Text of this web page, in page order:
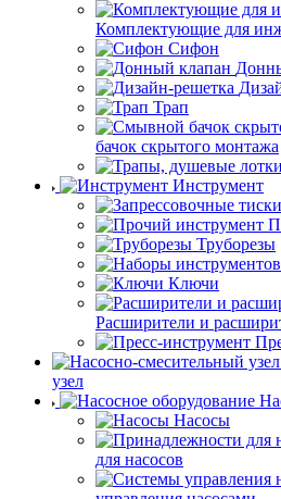
Комплектующие для
Сифон
Трап
бачок скрытого монтажа
Инструмент
Труборезы
Ключи
Расширители и
узел
Насосы
для насосов